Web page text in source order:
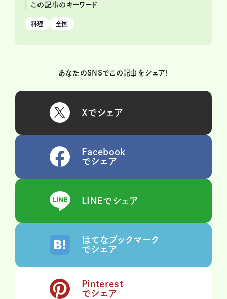
この記事のキーワード
料理 全国
あなたのSNSでこの記事をシェア！
Xでシェア
Facebook
でシェア
LINEでシェア
はてなブックマーク
でシェア
Pinterest
でシェア